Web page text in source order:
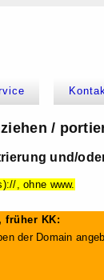
/
und/
, ohne www.
früher KK:
der Domain